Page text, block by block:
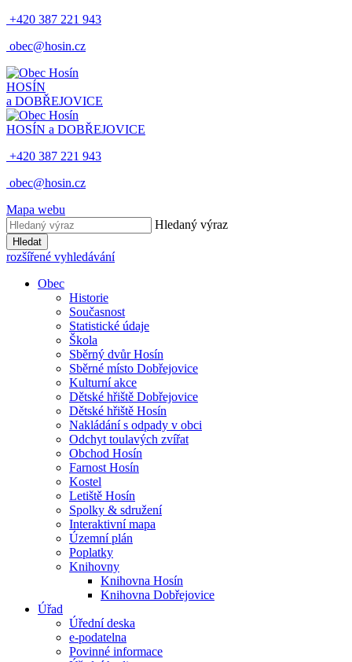
+420 387 221 943
obec@hosin.cz
HOSÍN
a DOBŘEJOVICE
HOSÍN a DOBŘEJOVICE
+420 387 221 943
obec@hosin.cz
Mapa webu
Hledaný výraz
Hledat
rozšířené vyhledávání
Obec
Historie
Současnost
Statistické údaje
Škola
Sběrný dvůr Hosín
Sběrné místo Dobřejovice
Kulturní akce
Dětské hřiště Dobřejovice
Dětské hřiště Hosín
Nakládání s odpady v obci
Odchyt toulavých zvířat
Obchod Hosín
Farnost Hosín
Kostel
Letiště Hosín
Spolky & sdružení
Interaktivní mapa
Územní plán
Poplatky
Knihovny
Knihovna Hosín
Knihovna Dobřejovice
Úřad
Úřední deska
e-podatelna
Povinné informace